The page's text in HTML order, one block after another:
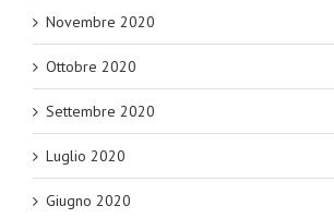
Novembre 2020
Ottobre 2020
Settembre 2020
Luglio 2020
Giugno 2020